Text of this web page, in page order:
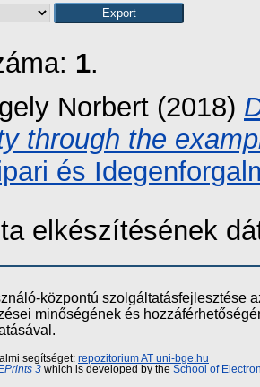
1.
Norbert (2018)
through the
és
elkészítésének
központú szolgáltatásfejlesztése
minőségének és
segítséget: repozitorium AT uni-bge.hu
3 which is developed by the School of